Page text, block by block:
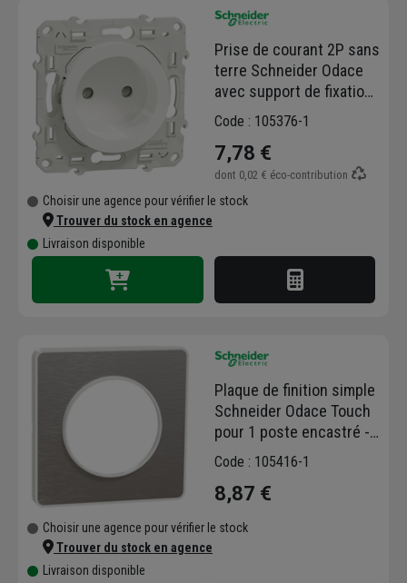
Prise de courant 2P sans
terre Schneider Odace
avec support de fixation
à visser - blanc - 16 A -
Code : 105376-1
7,78 €
dont 0,02 € éco-contribution
Choisir une agence pour vérifier le stock
Trouver du stock en agence
Livraison disponible
Plaque de finition simple
Schneider Odace Touch
pour 1 poste encastré -
alu brossé liseré blanc
Code : 105416-1
8,87 €
Choisir une agence pour vérifier le stock
Trouver du stock en agence
Livraison disponible